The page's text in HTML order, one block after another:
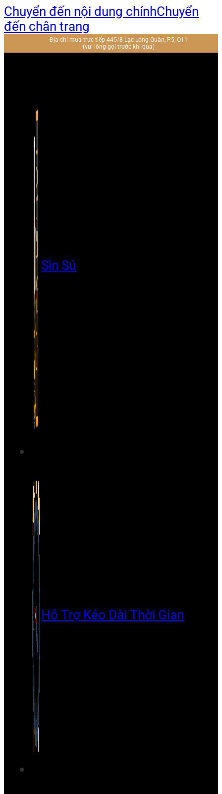
Chuyển đến nội dung chínhChuyển
đến chân trang
Địa chỉ mua trực tiếp 445/8 Lạc Long Quân, P5, Q11
(vui lòng gọi trước khi qua)
Sìn Sú
Hỗ Trợ Kéo Dài Thời Gian